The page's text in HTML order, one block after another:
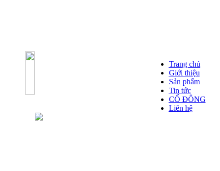
Trang chủ
Giới thiệu
Sản phẩm
Tin tức
CỔ ĐÔNG
Liên hệ